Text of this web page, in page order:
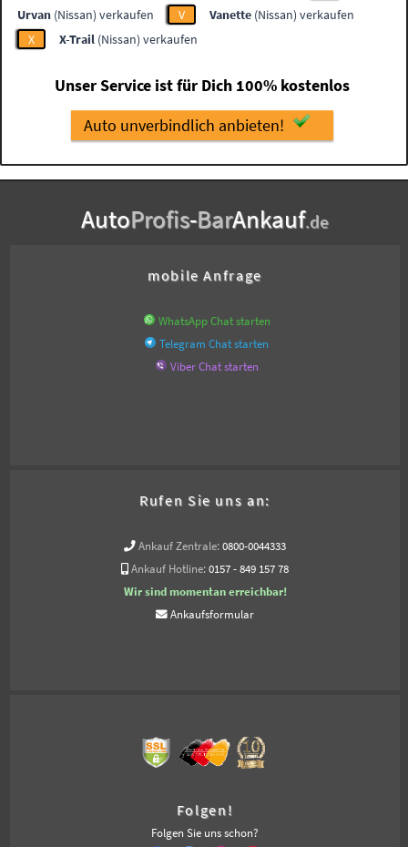
Urvan (Nissan) verkaufen V Vanette (Nissan) verkaufen
X
X-Trail (Nissan) verkaufen
Unser Service ist für Dich 100% kostenlos
Auto unverbindlich anbieten!
AutoProfis-BarAnkauf.de
mobile Anfrage
WhatsApp Chat starten
Telegram Chat starten
Viber Chat starten
Rufen Sie uns an:
Ankauf Zentrale: 0800-0044333
Ankauf Hotline: 0157 - 849 157 78
Wir sind momentan erreichbar!
Ankaufsformular
Folgen!
Folgen Sie uns schon?